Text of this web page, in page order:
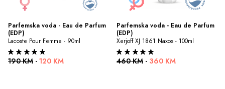
Parfemska voda - Eau de Parfum
(EDP)
Lacoste Pour Femme - 90ml
190 KM - 120 KM
Parfemska voda - Eau de Parfum
(EDP)
Xerjoff XJ 1861 Naxos - 100ml
460 KM - 360 KM